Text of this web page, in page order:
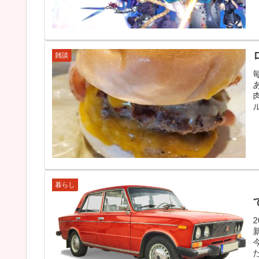
雑談
暮らし